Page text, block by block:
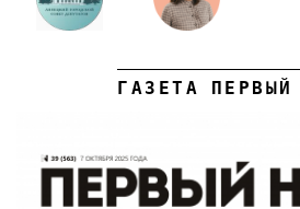
ГАЗЕТА ПЕРВЫЙ